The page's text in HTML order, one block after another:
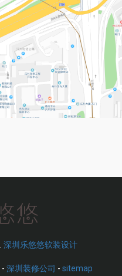
深圳乐悠悠软装设计
- 深圳装修公司 - sitemap